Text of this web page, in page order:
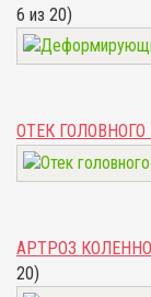
Если
6 из 20)
ОТЕК ГОЛОВНОГО
АРТРОЗ
20)